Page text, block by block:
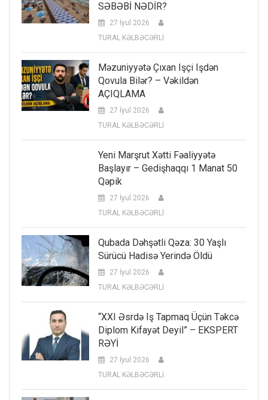
SƏBƏBİ NƏDİR?
27 İyul 2026
TURAL KƏLBƏCƏRLİ
Məzuniyyətə Çıxan Işçi Işdən
Qovula Bilər? – Vəkildən
AÇIQLAMA
27 İyul 2026
TURAL KƏLBƏCƏRLİ
Yeni Marşrut Xətti Fəaliyyətə
Başlayır – Gedişhaqqı 1 Manat 50
Qəpik
27 İyul 2026
TURAL KƏLBƏCƏRLİ
Qubada Dəhşətli Qəza: 30 Yaşlı
Sürücü Hadisə Yerində Öldü
27 İyul 2026
TURAL KƏLBƏCƏRLİ
“XXI Əsrdə Iş Tapmaq Üçün Təkcə
Diplom Kifayət Deyil” – EKSPERT
RƏYİ
27 İyul 2026
TURAL KƏLBƏCƏRLİ